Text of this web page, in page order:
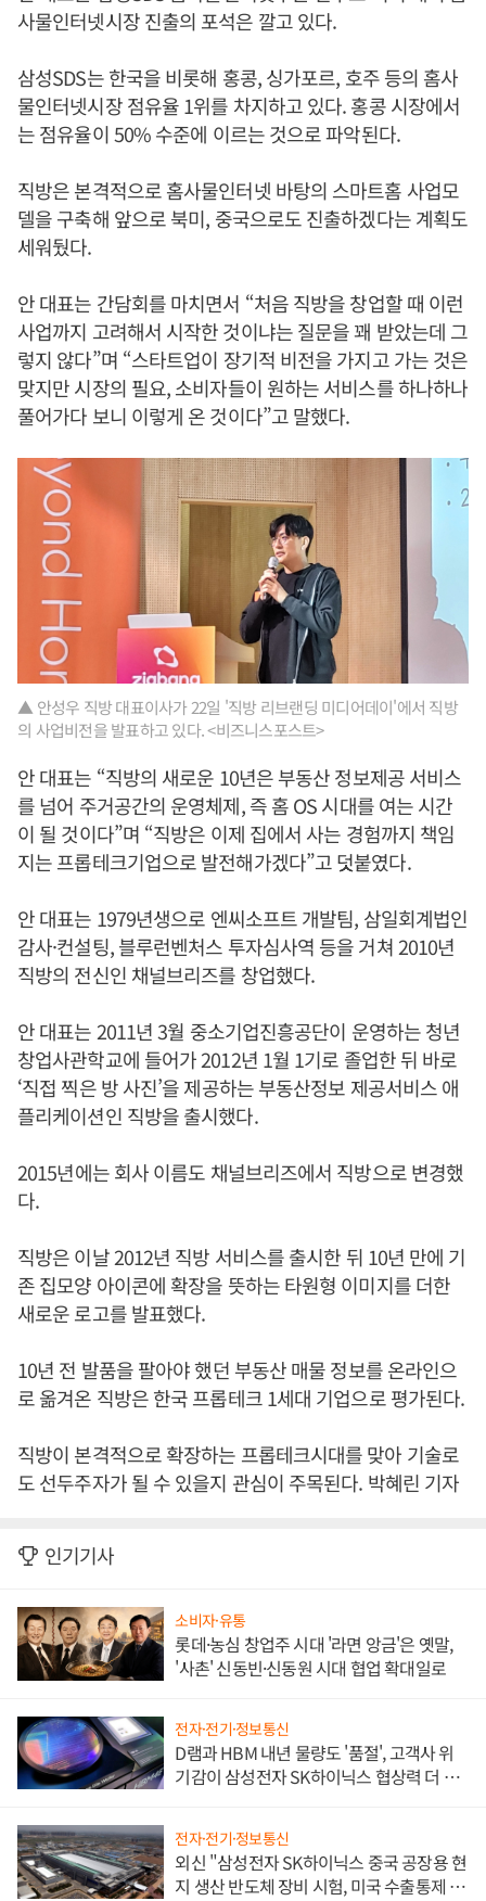
사물인터넷시장 진출의 포석은 깔고 있다.
삼성SDS는 한국을 비롯해 홍콩, 싱가포르, 호주 등의 홈사
물인터넷시장 점유율 1위를 차지하고 있다. 홍콩 시장에서
는 점유율이 50% 수준에 이르는 것으로 파악된다.
직방은 본격적으로 홈사물인터넷 바탕의 스마트홈 사업모
델을 구축해 앞으로 북미, 중국으로도 진출하겠다는 계획도
세워뒀다.
안 대표는 간담회를 마치면서 “처음 직방을 창업할 때 이런
사업까지 고려해서 시작한 것이냐는 질문을 꽤 받았는데 그
렇지 않다”며 “스타트업이 장기적 비전을 가지고 가는 것은
맞지만 시장의 필요, 소비자들이 원하는 서비스를 하나하나
풀어가다 보니 이렇게 온 것이다”고 말했다.
▲ 안성우 직방 대표이사가 22일 '직방 리브랜딩 미디어데이'에서 직방
의 사업비전을 발표하고 있다. <비즈니스포스트>
안 대표는 “직방의 새로운 10년은 부동산 정보제공 서비스
를 넘어 주거공간의 운영체제, 즉 홈 OS 시대를 여는 시간
이 될 것이다”며 “직방은 이제 집에서 사는 경험까지 책임
지는 프롭테크기업으로 발전해가겠다”고 덧붙였다.
안 대표는 1979년생으로 엔씨소프트 개발팀, 삼일회계법인
감사·컨설팅, 블루런벤처스 투자심사역 등을 거쳐 2010년
직방의 전신인 채널브리즈를 창업했다.
안 대표는 2011년 3월 중소기업진흥공단이 운영하는 청년
창업사관학교에 들어가 2012년 1월 1기로 졸업한 뒤 바로
‘직접 찍은 방 사진’을 제공하는 부동산정보 제공서비스 애
플리케이션인 직방을 출시했다.
2015년에는 회사 이름도 채널브리즈에서 직방으로 변경했
다.
직방은 이날 2012년 직방 서비스를 출시한 뒤 10년 만에 기
존 집모양 아이콘에 확장을 뜻하는 타원형 이미지를 더한
새로운 로고를 발표했다.
10년 전 발품을 팔아야 했던 부동산 매물 정보를 온라인으
로 옮겨온 직방은 한국 프롭테크 1세대 기업으로 평가된다.
직방이 본격적으로 확장하는 프롭테크시대를 맞아 기술로
도 선두주자가 될 수 있을지 관심이 주목된다. 박혜린 기자
인기기사
소비자·유통
롯데·농심 창업주 시대 '라면 앙금'은 옛말,
'사촌' 신동빈·신동원 시대 협업 확대일로
전자·전기·정보통신
D램과 HBM 내년 물량도 '품절', 고객사 위
기감이 삼성전자 SK하이닉스 협상력 더 키
전자·전기·정보통신
외신 "삼성전자 SK하이닉스 중국 공장용 현
지 생산 반도체 장비 시험, 미국 수출통제 대